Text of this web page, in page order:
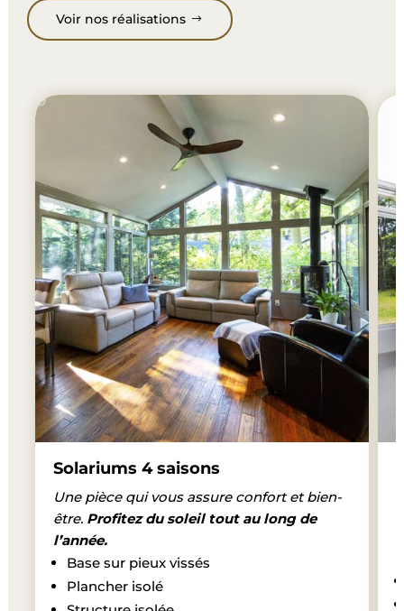
Voir nos réalisations
Solariums 4 saisons
Une pièce qui vous assure confort et bien-
être. Profitez du soleil tout au long de
l’année.
Base sur pieux vissés
Plancher isolé